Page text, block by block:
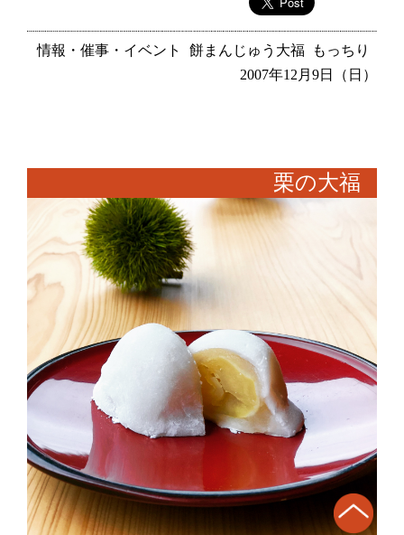
情報・催事・イベント 餅まんじゅう大福
もっちり
2007年12月9日（日）
栗の大福